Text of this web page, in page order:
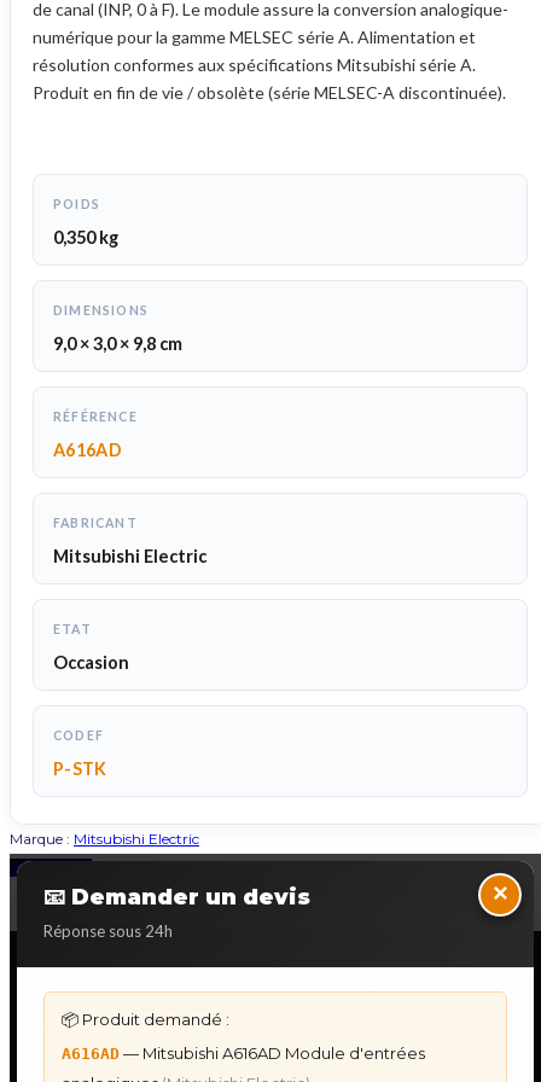
de canal (INP, 0 à F). Le module assure la conversion analogique-
numérique pour la gamme MELSEC série A. Alimentation et
résolution conformes aux spécifications Mitsubishi série A.
Produit en fin de vie / obsolète (série MELSEC-A discontinuée).
POIDS
0,350 kg
DIMENSIONS
9,0 × 3,0 × 9,8 cm
RÉFÉRENCE
A616AD
FABRICANT
Mitsubishi Electric
ETAT
Occasion
CODEF
P-STK
Marque : Mitsubishi Electric
📧 Demander un devis
Réponse sous 24h
×
📦 Produit demandé :
A616AD — Mitsubishi A616AD Module d'entrées
Back to Top
DÉPANNAGE AUTOMATES